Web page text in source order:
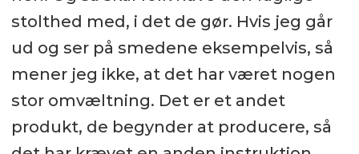
stolthed med, i det de gør. Hvis jeg går
ud og ser på smedene eksempelvis, så
mener jeg ikke, at det har været nogen
stor omvæltning. Det er et andet
produkt, de begynder at producere, så